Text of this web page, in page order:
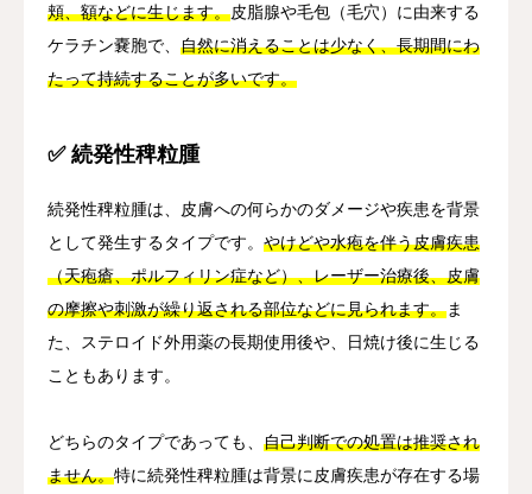
頬、額などに生じます。皮脂腺や毛包（毛穴）に由来する
ケラチン嚢胞で、 自然に消えることは少なく、長期間にわ
たって持続することが多いです。
✅ 続発性稗粒腫
続発性稗粒腫は、皮膚への何らかのダメージや疾患を背景
として発生するタイプです。 やけどや水疱を伴う皮膚疾患
（天疱瘡、ポルフィリン症など）、レーザー治療後、皮膚
の摩擦や刺激が繰り返される部位などに見られます。ま
た、ステロイド外用薬の長期使用後や、日焼け後に生じる
こともあります。
どちらのタイプであっても、 自己判断での処置は推奨され
ません。特に続発性稗粒腫は背景に皮膚疾患が存在する場